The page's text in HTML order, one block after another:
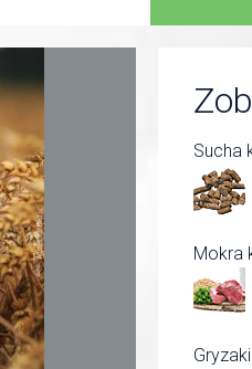
Sucha
Mokra